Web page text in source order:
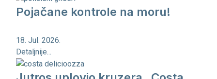
Pojačane kontrole na moru!
18. Jul. 2026.
Detaljnije...